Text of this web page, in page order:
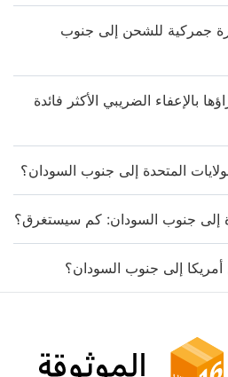
جمركية للشحن إلى جنوب
بالإعفاء الضريبي الأكثر فائدة
المتحدة إلى جنوب السودان؟
إلى جنوب السودان: كم سيستغرق؟
إلى جنوب السودان؟